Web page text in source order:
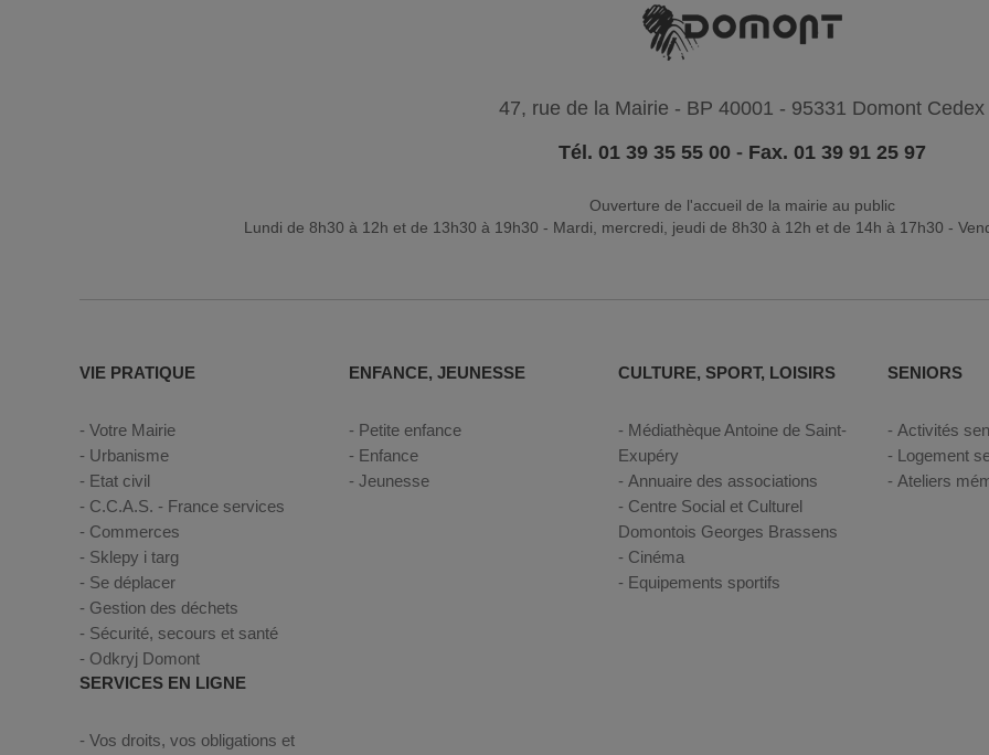
47, rue de la Mairie - BP 40001 - 95331 Domont Cedex
Tél. 01 39 35 55 00 - Fax. 01 39 91 25 97
Ouverture de l'accueil de la mairie au public
Lundi de 8h30 à 12h et de 13h30 à 19h30 - Mardi, mercredi, jeudi de 8h30 à 12h et de 14h à 17h30 -
VIE PRATIQUE
Votre Mairie
Urbanisme
Etat civil
C.C.A.S. - France services
Commerces
Sklepy i targ
Se déplacer
Gestion des déchets
Sécurité, secours et santé
Odkryj Domont
ENFANCE, JEUNESSE
Petite enfance
Enfance
Jeunesse
CULTURE, SPORT, LOISIRS
Médiathèque Antoine de Saint-
Exupéry
Annuaire des associations
Centre Social et Culturel
Domontois Georges Brassens
Cinéma
Equipements sportifs
SENIORS
Activités
Logement
Ateliers
SERVICES EN LIGNE
Vos droits, vos obligations et